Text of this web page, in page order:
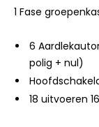
1 Fase
6
polig + nul)
18 uitvoeren